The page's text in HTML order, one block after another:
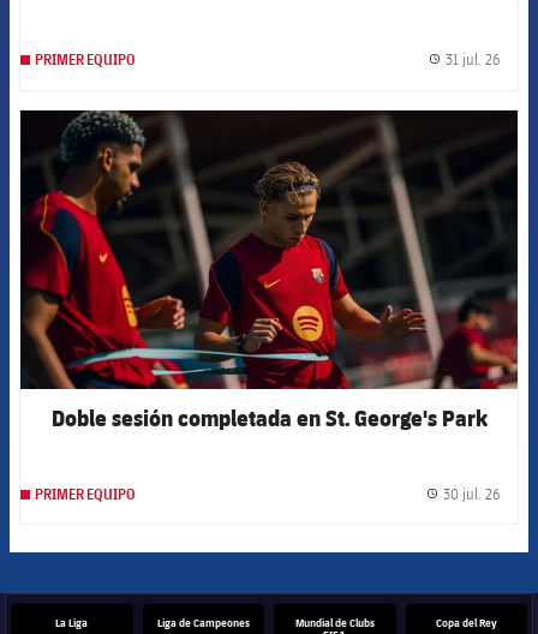
PRIMER EQUIPO 31 jul. 26
FCB Barcelona badge
Doble sesión completada en St. George's Park
PRIMER EQUIPO 30 jul. 26
La Liga Liga de Campeones
Mundial de Clubs
Copa del Rey